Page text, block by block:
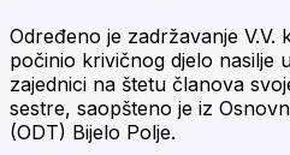
Određeno je zadržavanje V.V.
počinio krivičnog djelo nasilje
zajednici na štetu članova
sestre, saopšteno je iz
(ODT) Bijelo Polje.